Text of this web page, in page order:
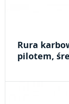
Rura
pilotem,